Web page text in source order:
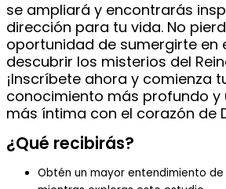
se ampliará y encontrarás
dirección para tu vida. No
oportunidad de sumergirte en
descubrir los misterios del
¡Inscríbete ahora y comienza
conocimiento más profundo y
más íntima con el corazón de
¿Qué recibirás?
Obtén un mayor entendimiento